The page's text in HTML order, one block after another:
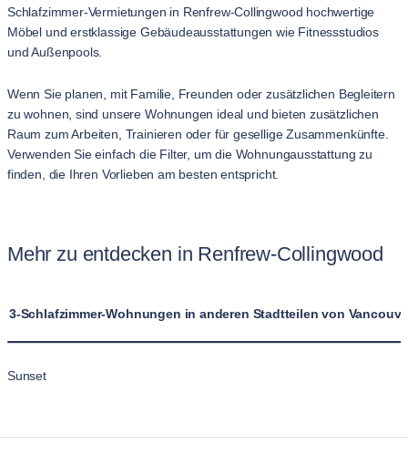
Schlafzimmer-Vermietungen in Renfrew-Collingwood hochwertige
Möbel und erstklassige Gebäudeausstattungen wie Fitnessstudios
und Außenpools.
Wenn Sie planen, mit Familie, Freunden oder zusätzlichen Begleitern
zu wohnen, sind unsere Wohnungen ideal und bieten zusätzlichen
Raum zum Arbeiten, Trainieren oder für gesellige Zusammenkünfte.
Verwenden Sie einfach die Filter, um die Wohnungausstattung zu
finden, die Ihren Vorlieben am besten entspricht.
Mehr zu entdecken in Renfrew-Collingwood
3-Schlafzimmer-Wohnungen in anderen Stadtteilen von
Sunset